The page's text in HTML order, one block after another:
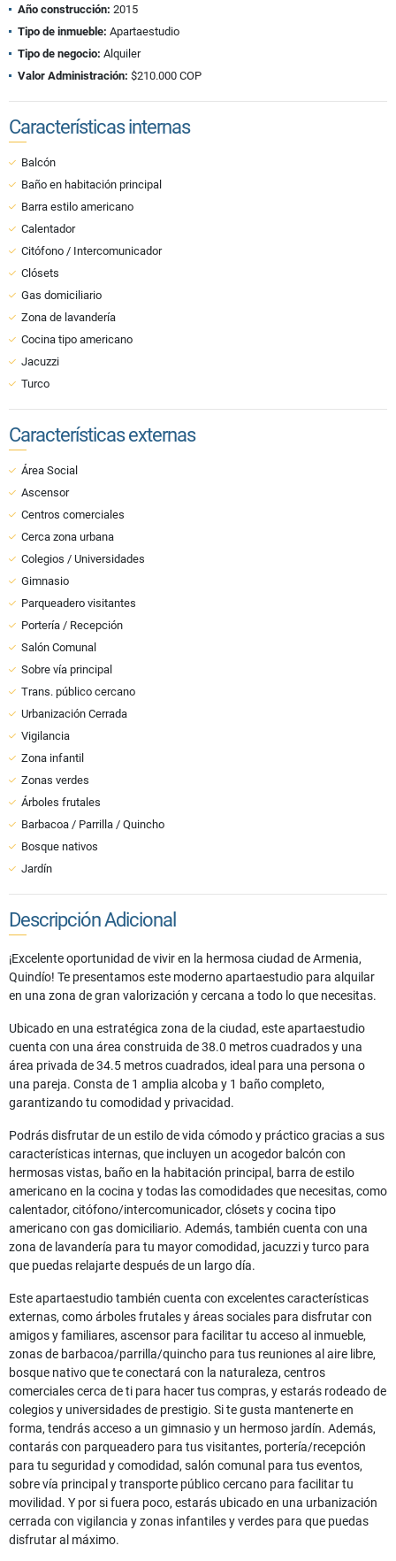
Año construcción: 2015
Tipo de inmueble: Apartaestudio
Tipo de negocio: Alquiler
Valor Administración: $210.000 COP
Características internas
Balcón
Baño en habitación principal
Barra estilo americano
Calentador
Citófono / Intercomunicador
Clósets
Gas domiciliario
Zona de lavandería
Cocina tipo americano
Jacuzzi
Turco
Características externas
Área Social
Ascensor
Centros comerciales
Cerca zona urbana
Colegios / Universidades
Gimnasio
Parqueadero visitantes
Portería / Recepción
Salón Comunal
Sobre vía principal
Trans. público cercano
Urbanización Cerrada
Vigilancia
Zona infantil
Zonas verdes
Árboles frutales
Barbacoa / Parrilla / Quincho
Bosque nativos
Jardín
Descripción Adicional
¡Excelente oportunidad de vivir en la hermosa ciudad de Armenia,
Quindío! Te presentamos este moderno apartaestudio para alquilar
en una zona de gran valorización y cercana a todo lo que necesitas.
Ubicado en una estratégica zona de la ciudad, este apartaestudio
cuenta con una área construida de 38.0 metros cuadrados y una
área privada de 34.5 metros cuadrados, ideal para una persona o
una pareja. Consta de 1 amplia alcoba y 1 baño completo,
garantizando tu comodidad y privacidad.
Podrás disfrutar de un estilo de vida cómodo y práctico gracias a sus
características internas, que incluyen un acogedor balcón con
hermosas vistas, baño en la habitación principal, barra de estilo
americano en la cocina y todas las comodidades que necesitas, como
calentador, citófono/intercomunicador, clósets y cocina tipo
americano con gas domiciliario. Además, también cuenta con una
zona de lavandería para tu mayor comodidad, jacuzzi y turco para
que puedas relajarte después de un largo día.
Este apartaestudio también cuenta con excelentes características
externas, como árboles frutales y áreas sociales para disfrutar con
amigos y familiares, ascensor para facilitar tu acceso al inmueble,
zonas de barbacoa/parrilla/quincho para tus reuniones al aire libre,
bosque nativo que te conectará con la naturaleza, centros
comerciales cerca de ti para hacer tus compras, y estarás rodeado de
colegios y universidades de prestigio. Si te gusta mantenerte en
forma, tendrás acceso a un gimnasio y un hermoso jardín. Además,
contarás con parqueadero para tus visitantes, portería/recepción
para tu seguridad y comodidad, salón comunal para tus eventos,
sobre vía principal y transporte público cercano para facilitar tu
movilidad. Y por si fuera poco, estarás ubicado en una urbanización
cerrada con vigilancia y zonas infantiles y verdes para que puedas
disfrutar al máximo.